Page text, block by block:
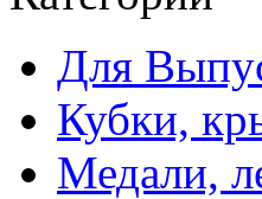
Для
Кубки,
Медали,